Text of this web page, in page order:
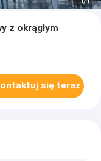
z okrągłym
się teraz